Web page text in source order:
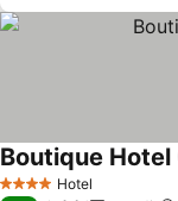
4 KategóriaHotel
Boutique Hotel